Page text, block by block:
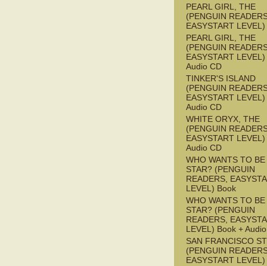
PEARL GIRL, THE
(PENGUIN
EASYSTART
PEARL GIRL, THE
(PENGUIN
EASYSTART
Audio CD
TINKER'S ISLAND
(PENGUIN
EASYSTART
Audio CD
WHITE ORYX, THE
(PENGUIN
EASYSTART
Audio CD
WHO WANTS TO BE
STAR? (PENGUIN
READERS,
LEVEL) Book
WHO WANTS TO BE
STAR? (PENGUIN
READERS,
LEVEL) Book +
SAN FRANCISCO
(PENGUIN
EASYSTART